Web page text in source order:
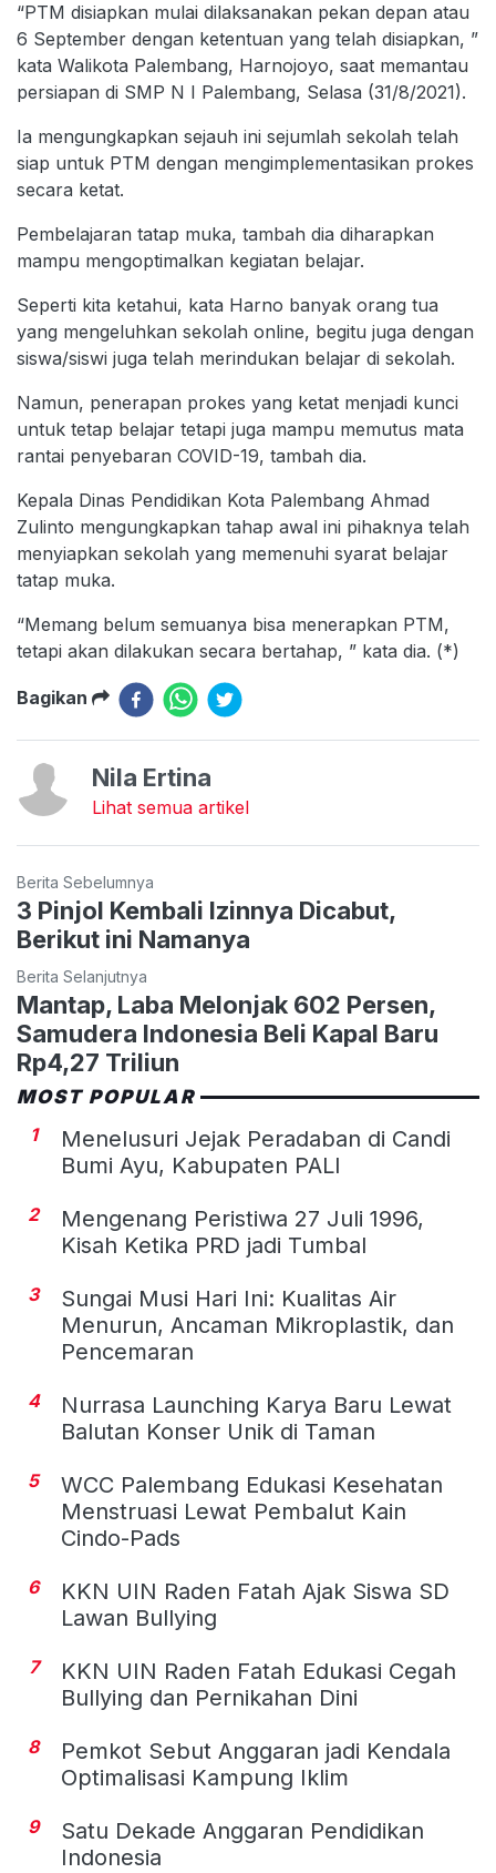
“PTM disiapkan mulai dilaksanakan pekan depan atau
6 September dengan ketentuan yang telah disiapkan, ”
kata Walikota Palembang, Harnojoyo, saat memantau
persiapan di SMP N I Palembang, Selasa (31/8/2021).
Ia mengungkapkan sejauh ini sejumlah sekolah telah
siap untuk PTM dengan mengimplementasikan prokes
secara ketat.
Pembelajaran tatap muka, tambah dia diharapkan
mampu mengoptimalkan kegiatan belajar.
Seperti kita ketahui, kata Harno banyak orang tua
yang mengeluhkan sekolah online, begitu juga dengan
siswa/siswi juga telah merindukan belajar di sekolah.
Namun, penerapan prokes yang ketat menjadi kunci
untuk tetap belajar tetapi juga mampu memutus mata
rantai penyebaran COVID-19, tambah dia.
Kepala Dinas Pendidikan Kota Palembang Ahmad
Zulinto mengungkapkan tahap awal ini pihaknya telah
menyiapkan sekolah yang memenuhi syarat belajar
tatap muka.
“Memang belum semuanya bisa menerapkan PTM,
tetapi akan dilakukan secara bertahap, ” kata dia. (*)
Bagikan
Nila Ertina
Lihat semua artikel
Berita Sebelumnya
3 Pinjol Kembali Izinnya Dicabut,
Berikut ini Namanya
Berita Selanjutnya
Mantap, Laba Melonjak 602 Persen,
Samudera Indonesia Beli Kapal Baru
Rp4,27 Triliun
MOST POPULAR
1
Menelusuri Jejak Peradaban di Candi
Bumi Ayu, Kabupaten PALI
2
Mengenang Peristiwa 27 Juli 1996,
Kisah Ketika PRD jadi Tumbal
3
Sungai Musi Hari Ini: Kualitas Air
Menurun, Ancaman Mikroplastik, dan
Pencemaran
4
Nurrasa Launching Karya Baru Lewat
Balutan Konser Unik di Taman
5
WCC Palembang Edukasi Kesehatan
Menstruasi Lewat Pembalut Kain
Cindo-Pads
6
KKN UIN Raden Fatah Ajak Siswa SD
Lawan Bullying
7
KKN UIN Raden Fatah Edukasi Cegah
Bullying dan Pernikahan Dini
8
Pemkot Sebut Anggaran jadi Kendala
Optimalisasi Kampung Iklim
9
Satu Dekade Anggaran Pendidikan
Indonesia